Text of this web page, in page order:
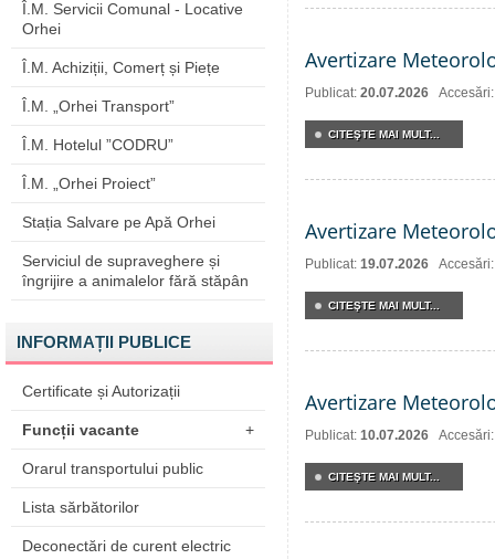
Î.M. Servicii Comunal - Locative
Orhei
Î.M. Achiziții, Comerț și Piețe
Î.M. „Orhei Transport”
Î.M. Hotelul ”CODRU”
Î.M. „Orhei Proiect”
Stația Salvare pe Apă Orhei
Serviciul de supraveghere și
îngrijire a animalelor fără stăpân
INFORMAȚII PUBLICE
Certificate și Autorizații
Funcții vacante +
Orarul transportului public
Lista sărbătorilor
Deconectări de curent electric
Avertizare
Publicat: 20.07.2026
CITEŞTE MAI MULT...
Avertizare
Publicat: 19.07.2026
CITEŞTE MAI MULT...
Avertizare
Publicat: 10.07.2026
CITEŞTE MAI MULT...